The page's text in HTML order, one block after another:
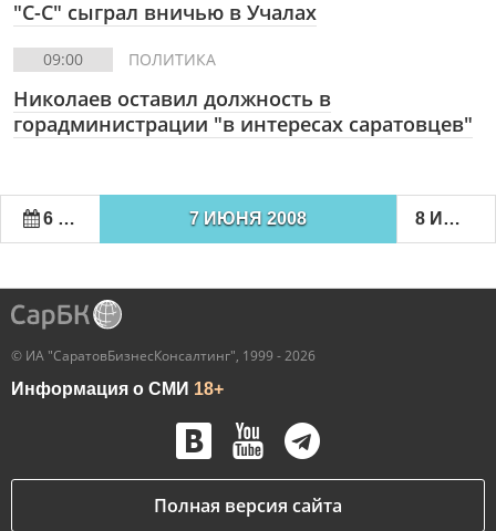
"С-С" сыграл вничью в Учалах
09:00 ПОЛИТИКА
Николаев оставил должность в
горадминистрации "в интересах саратовцев"
6 ИЮНЯ 2008 7 ИЮНЯ 2008 8 ИЮНЯ 2008
© ИА "СаратовБизнесКонсалтинг", 1999 - 2026
Информация о СМИ 18+
Полная версия сайта